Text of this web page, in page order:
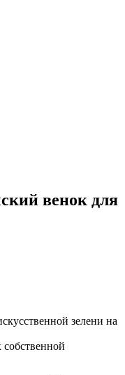
венок для
зелени на